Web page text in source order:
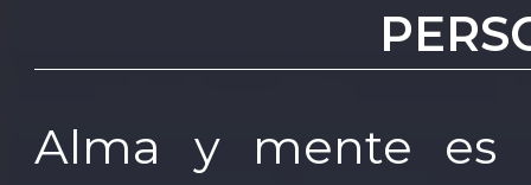
Alma y mente es